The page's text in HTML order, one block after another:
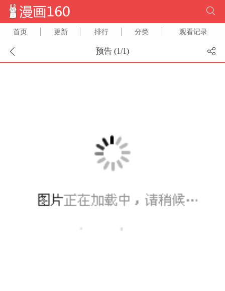
首页 更新 排行 分类 观看记录
预告 (1/1)